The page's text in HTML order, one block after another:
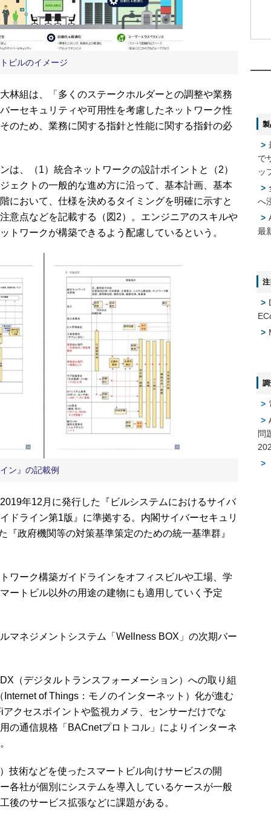
ビルのイメージ
組は、「多くのステークホルダーとの調整や業務
ーセキュリティや可用性を考慮したネットワーク性
のため、業務に関する指針と性能に関する指針の必
、（1）統合ネットワークの設計ポイントと（2）
ェクトの一般的な進め方に沿って、基本計画、基本
において、仕様を決めるタイミングを明確に示すと
意点などを記載する（図2）。エンジニアのスキルや
トワークが構築できるよう配慮しているという。
ン』の記載例
年12月に発行した『ビルシステムにおけるサイバ
ドライン第1版』に準拠する。内閣サイバーセキュリ
『政府機関等の対策基準策定のための統一基準群』
ーク構築ガイドラインをオフィスビルや工場、学
ートビル以外の用途の建物にも適用していく予定
ネジメントシステム「Wellness BOX」の次期バー
（デジタルトランスフォーメーション）への取り組
of Things：モノのインターネット）化が進む
クセスポイントや監視カメラ、センサーだけでな
の通信規格「BACnetプロトコル」によりインターネ
術などを使ったスマートビル向けサービスの開
各社が個別にシステムを導入しているケースが一般
後のサービス拡張などに課題がある。
3
4
3
4
で
ッ
へ
最
問